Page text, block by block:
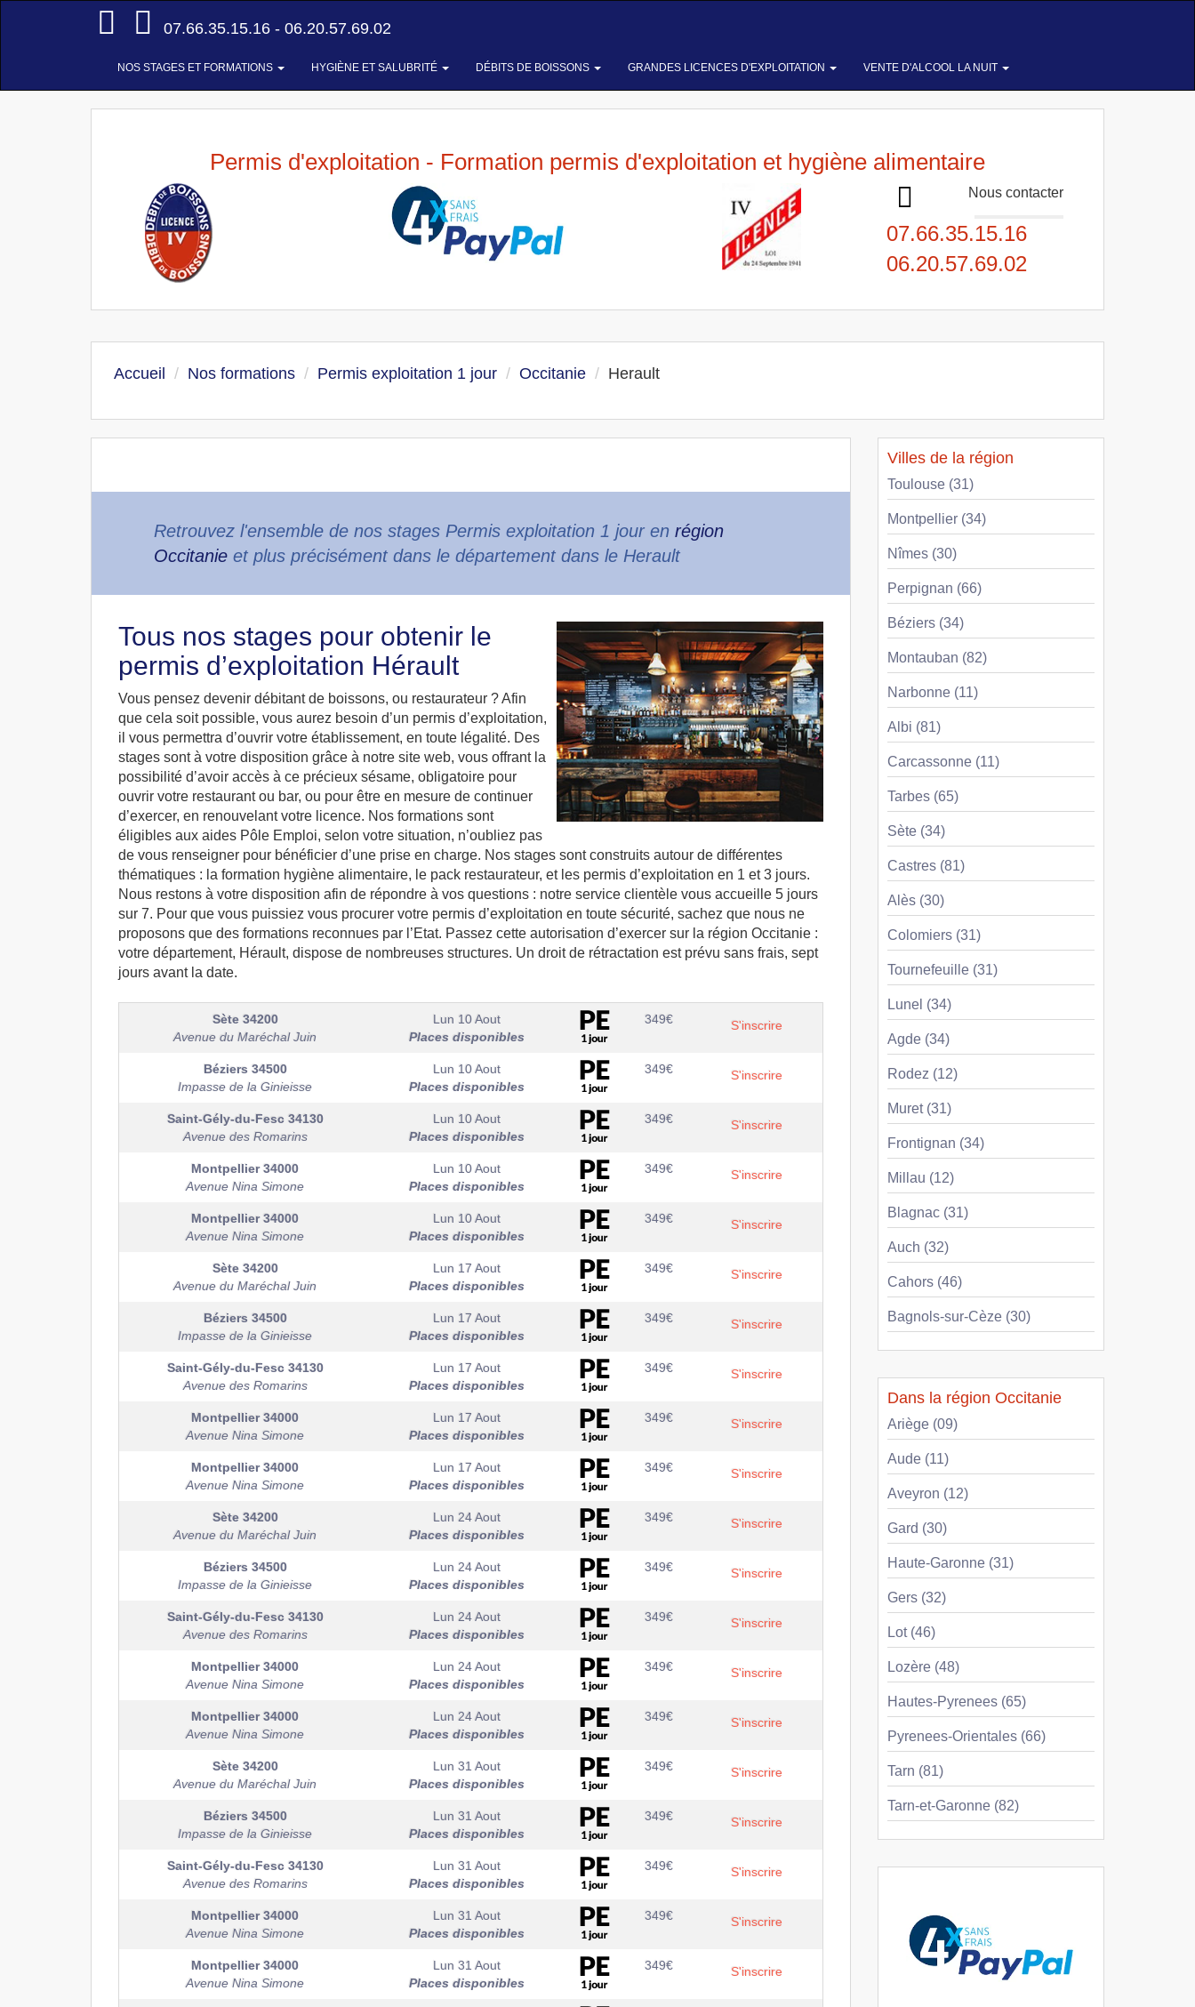
Accueil
07.66.35.15.16 - 06.20.57.69.02
NOS STAGES ET FORMATIONS HYGIÈNE ET SALUBRITÉ DÉBITS DE BOISSONS GRANDES LICENCES D'EXPLOITATION VENTE D'ALCOOL LA NUIT
Permis d'exploitation - Formation permis d'exploitation et hygiène alimentaire
Nous contacter
07.66.35.15.16
06.20.57.69.02
Accueil Nos formations Permis exploitation 1 jour Occitanie Herault
Retrouvez l'ensemble de nos stages Permis exploitation 1 jour en région
Occitanie et plus précisément dans le département dans le Herault
Tous nos stages pour obtenir le
permis d’exploitation Hérault
Vous pensez devenir débitant de boissons, ou restaurateur ? Afin
que cela soit possible, vous aurez besoin d’un permis d’exploitation,
il vous permettra d’ouvrir votre établissement, en toute légalité. Des
stages sont à votre disposition grâce à notre site web, vous offrant la
possibilité d’avoir accès à ce précieux sésame, obligatoire pour
ouvrir votre restaurant ou bar, ou pour être en mesure de continuer
d’exercer, en renouvelant votre licence. Nos formations sont
éligibles aux aides Pôle Emploi, selon votre situation, n’oubliez pas
de vous renseigner pour bénéficier d’une prise en charge. Nos stages sont construits autour de différentes
thématiques : la formation hygiène alimentaire, le pack restaurateur, et les permis d’exploitation en 1 et 3 jours.
Nous restons à votre disposition afin de répondre à vos questions : notre service clientèle vous accueille 5 jours
sur 7. Pour que vous puissiez vous procurer votre permis d’exploitation en toute sécurité, sachez que nous ne
proposons que des formations reconnues par l’Etat. Passez cette autorisation d’exercer sur la région Occitanie :
votre département, Hérault, dispose de nombreuses structures. Un droit de rétractation est prévu sans frais, sept
jours avant la date.
Sète 34200
Avenue du Maréchal Juin
Lun 10 Aout
Places disponibles
349€ S'inscrire
Béziers 34500
Impasse de la Ginieisse
Lun 10 Aout
Places disponibles
349€ S'inscrire
Saint-Gély-du-Fesc 34130
Avenue des Romarins
Lun 10 Aout
Places disponibles
349€ S'inscrire
Montpellier34000
Avenue Nina Simone
Lun 10 Aout
Places disponibles
349€ S'inscrire
Montpellier34000
Avenue Nina Simone
Lun 10 Aout
Places disponibles
349€ S'inscrire
Sète 34200
Avenue du Maréchal Juin
Lun 17 Aout
Places disponibles
349€ S'inscrire
Béziers 34500
Impasse de la Ginieisse
Lun 17 Aout
Places disponibles
349€ S'inscrire
Saint-Gély-du-Fesc 34130
Avenue des Romarins
Lun 17 Aout
Places disponibles
349€ S'inscrire
Montpellier34000
Avenue Nina Simone
Lun 17 Aout
Places disponibles
349€ S'inscrire
Montpellier34000
Avenue Nina Simone
Lun 17 Aout
Places disponibles
349€ S'inscrire
Sète 34200
Avenue du Maréchal Juin
Lun 24 Aout
Places disponibles
349€ S'inscrire
Béziers 34500
Impasse de la Ginieisse
Lun 24 Aout
Places disponibles
349€ S'inscrire
Saint-Gély-du-Fesc 34130
Avenue des Romarins
Lun 24 Aout
Places disponibles
349€ S'inscrire
Montpellier34000
Avenue Nina Simone
Lun 24 Aout
Places disponibles
349€ S'inscrire
Montpellier34000
Avenue Nina Simone
Lun 24 Aout
Places disponibles
349€ S'inscrire
Sète 34200
Avenue du Maréchal Juin
Lun 31 Aout
Places disponibles
349€ S'inscrire
Béziers 34500
Impasse de la Ginieisse
Lun 31 Aout
Places disponibles
349€ S'inscrire
Saint-Gély-du-Fesc 34130
Avenue des Romarins
Lun 31 Aout
Places disponibles
349€ S'inscrire
Montpellier34000
Avenue Nina Simone
Lun 31 Aout
Places disponibles
349€ S'inscrire
Montpellier34000
Avenue Nina Simone
Lun 31 Aout
Places disponibles
349€ S'inscrire
Villes de la région
Toulouse (31)
Montpellier (34)
Nîmes (30)
Perpignan (66)
Béziers (34)
Montauban (82)
Narbonne (11)
Albi (81)
Carcassonne (11)
Tarbes (65)
Sète (34)
Castres (81)
Alès (30)
Colomiers (31)
Tournefeuille (31)
Lunel (34)
Agde (34)
Rodez (12)
Muret (31)
Frontignan (34)
Millau (12)
Blagnac (31)
Auch (32)
Cahors (46)
Bagnols-sur-Cèze (30)
Dans la région Occitanie
Ariège (09)
Aude (11)
Aveyron (12)
Gard (30)
Haute-Garonne (31)
Gers (32)
Lot (46)
Lozère (48)
Hautes-Pyrenees (65)
Pyrenees-Orientales (66)
Tarn (81)
Tarn-et-Garonne (82)